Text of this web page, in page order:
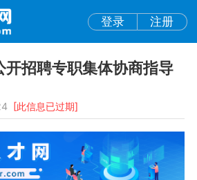
登录 注册
开招聘专职集体协商指导
[此信息已过期]